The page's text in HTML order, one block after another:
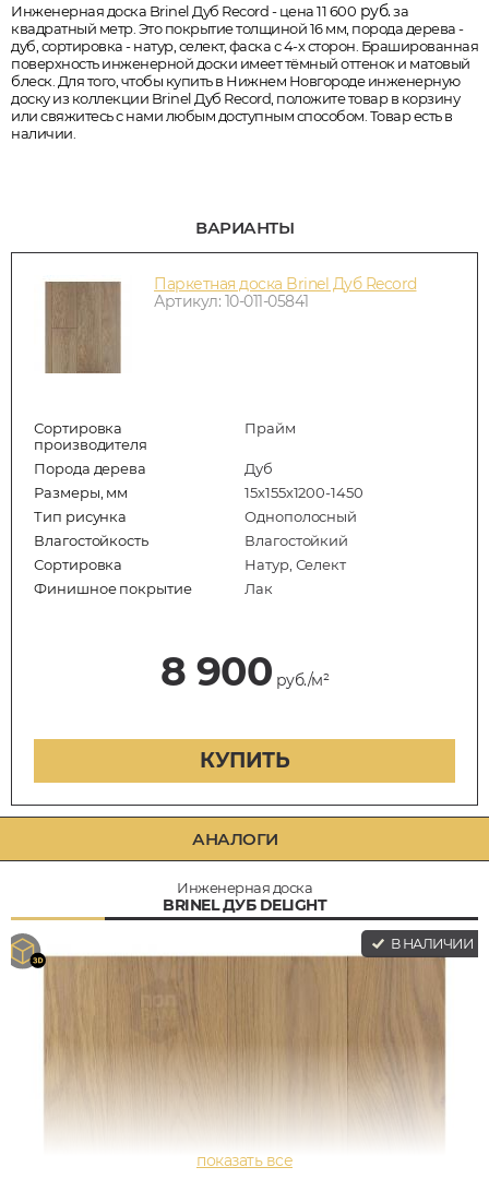
Инженерная доска Brinel Дуб Record - цена 11 600 руб.за
квадратный метр. Это покрытие толщиной 16 мм, порода дерева -
дуб, сортировка - натур, селект, фаска с 4-х сторон. Брашированная
поверхность инженерной доски имеет тёмный оттенок и матовый
блеск. Для того, чтобы купить в Нижнем Новгороде инженерную
доску из коллекции Brinel Дуб Record, положите товар в корзину
или свяжитесь с нами любым доступным способом. Товар есть в
наличии.
ВАРИАНТЫ
Паркетная доска Brinel Дуб Record
Артикул: 10-011-05841
Сортировка
производителя
Прайм
Порода дерева
Дуб
Размеры, мм
15х155х1200-1450
Тип рисунка
Однополосный
Влагостойкость
Влагостойкий
Сортировка
Натур, Селект
Финишное покрытие
Лак
8 900 руб./м²
КУПИТЬ
АНАЛОГИ
Инженерная доска
BRINEL ДУБ DELIGHT
В НАЛИЧИИ